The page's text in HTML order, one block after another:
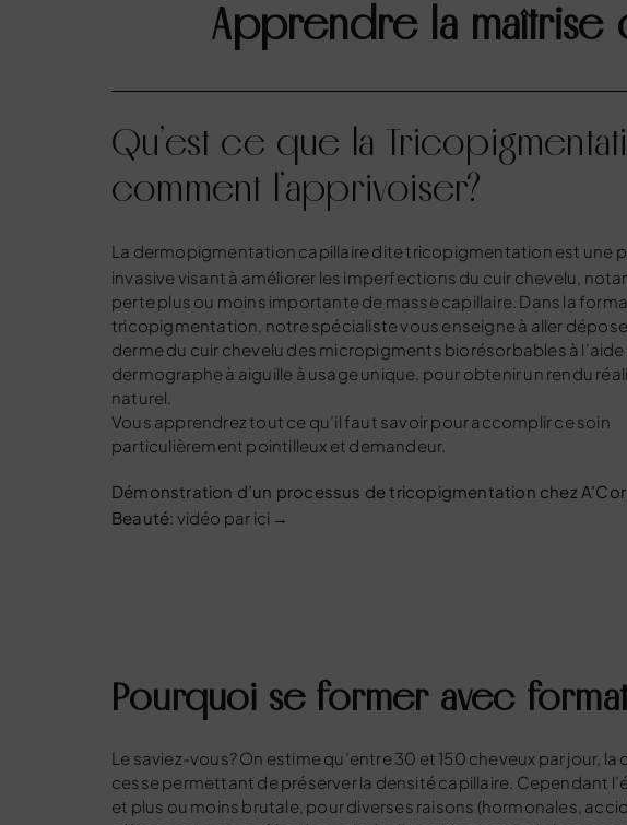
Apprendre la
Qu’est ce que la
comment l’apprivoiser?
La dermopigmentation capillaire ditetricopigmentation est une
invasive visant à améliorer les imperfections du cuir chevelu,
perte plus ou moins importante de masse capillaire. Dans la
tricopigmentation, notre spécialiste vous enseigne à aller
derme du cuir chevelu des micropigments biorésorbables à l’aide
dermographe à aiguille à usage unique, pour obtenir un rendu
naturel.
Vous apprendrez tout ce qu’il faut savoir pour accomplir ce soin
particulièrement pointilleux et demandeur.
Démonstration d’un processus de tricopigmentation chez
Beauté: vidéo par ici →
Pourquoi se former avec
Le saviez-vous? On estime qu’entre 30 et 150 cheveux par jour,
cesse permettant de préserver la densité capillaire. Cependant
et plus ou moins brutale, pour diverses raisons (hormonales,